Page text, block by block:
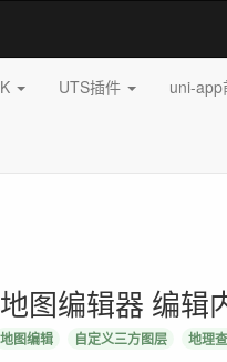
UTS插件 uni-
图编辑器 编
地图编辑 自定义三方图层 地理